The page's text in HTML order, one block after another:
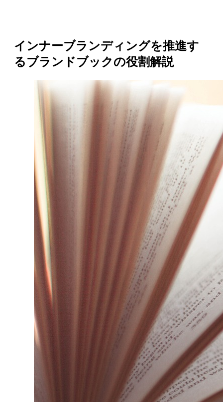
インナーブランディングを推進す
るブランドブックの役割解説